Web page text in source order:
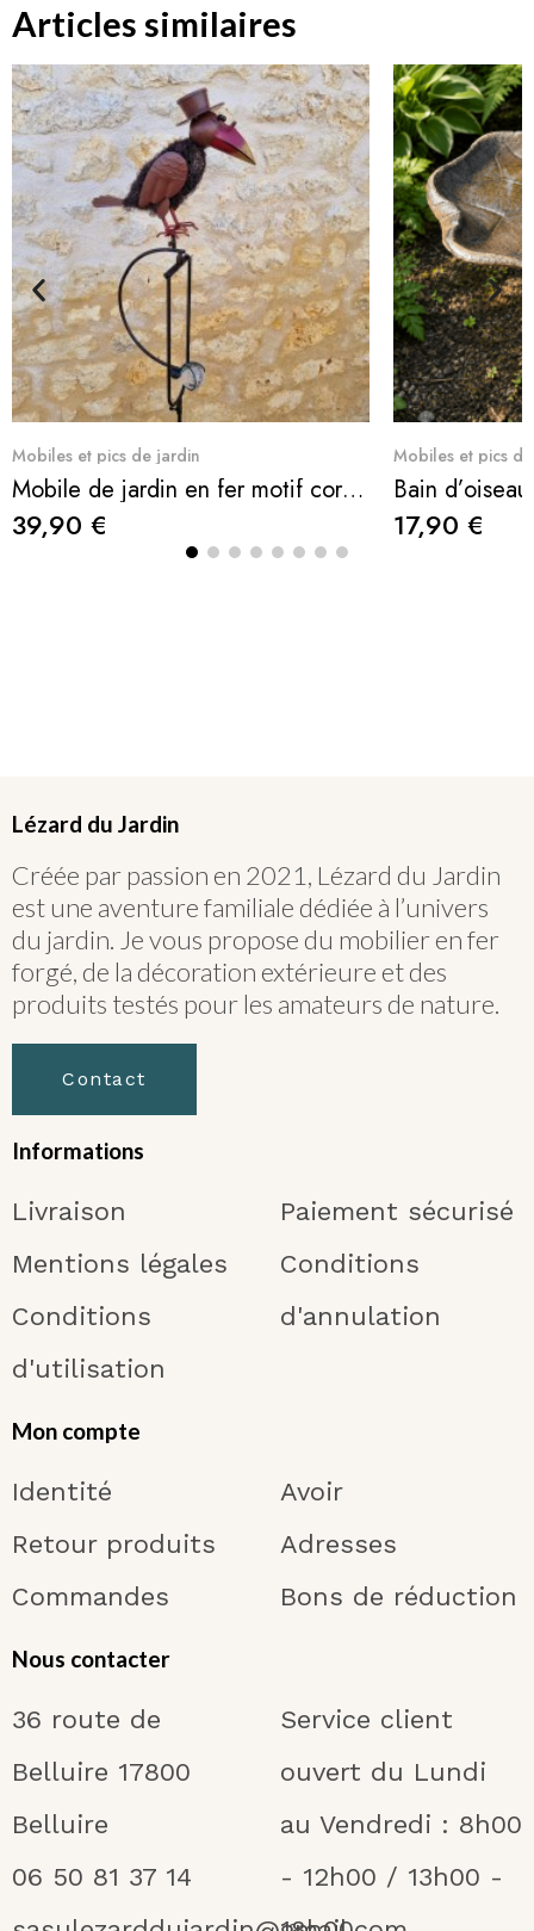
Articles similaires
Aperçu rapide
Mobiles et pics de jardin
Mobile de jardin en fer motif corbeau pic et tuteur équilibré
39,90 €
Mobiles et pics
17,90 €
Lézard du Jardin
Créée par passion en 2021, Lézard du Jardin
est une aventure familiale dédiée à l’univers
du jardin. Je vous propose du mobilier en fer
forgé, de la décoration extérieure et des
produits testés pour les amateurs de nature.
Contact
Informations
Livraison
Mentions légales
Conditions
d'utilisation
Paiement sécurisé
Conditions
d'annulation
Mon compte
Identité
Retour produits
Commandes
Avoir
Adresses
Bons de réduction
Nous contacter
36 route de
Belluire 17800
Belluire
06 50 81 37 14
Service client
ouvert du Lundi
au Vendredi : 8h00
- 12h00 / 13h00 -